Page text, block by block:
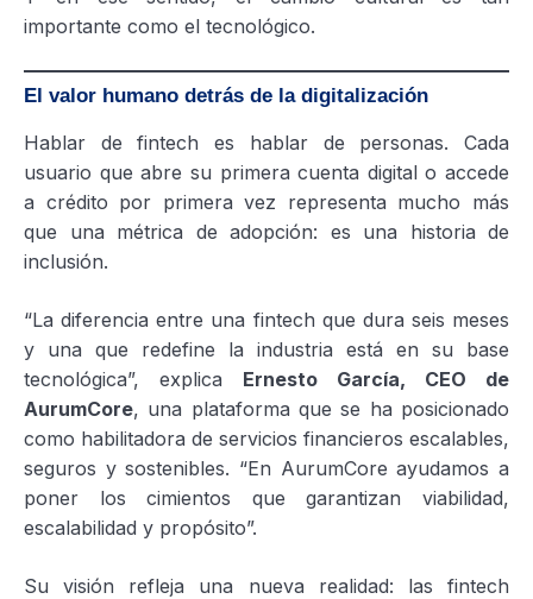
importante como el tecnológico.
El valor humano detrás de la digitalización
Hablar de fintech es hablar de personas. Cada
usuario que abre su primera cuenta digital o accede
a crédito por primera vez representa mucho más
que una métrica de adopción: es una historia de
inclusión.
“La diferencia entre una fintech que dura seis meses
y una que redefine la industria está en su base
tecnológica”, explica Ernesto García, CEO de
AurumCore, una plataforma que se ha posicionado
como habilitadora de servicios financieros escalables,
seguros y sostenibles. “En AurumCore ayudamos a
poner los cimientos que garantizan viabilidad,
escalabilidad y propósito”.
Su visión refleja una nueva realidad: las fintech